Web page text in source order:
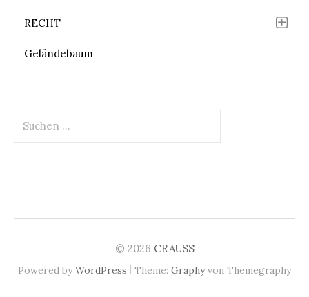
RECHT
Geländebaum
nach:
© 2026 CRAUSS
Powered byWordPress | Theme: Graphyvon Themegraphy